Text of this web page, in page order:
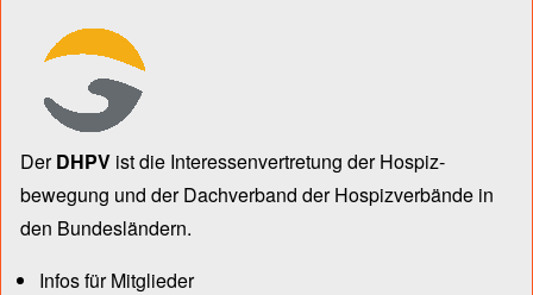
DerDHPV ist die Inter­essen­ver­tre­tung der Hospiz­
bewegung und der Dach­verband der Hospiz­verbände in
den Bun­des­län­dern.
Infos für Mitglieder